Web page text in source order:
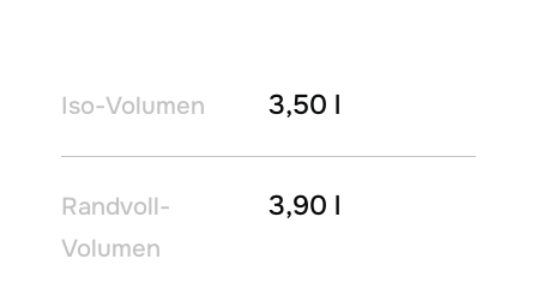
Iso-Volumen 3,50 l
Randvoll-
Volumen
3,90 l